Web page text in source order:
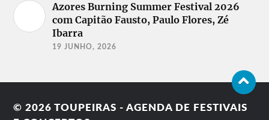
Azores Burning Summer Festival 2026
com Capitão Fausto, Paulo Flores, Zé
Ibarra
19 JUNHO, 2026
© 2026TOUPEIRAS - AGENDA DE FESTIVAIS